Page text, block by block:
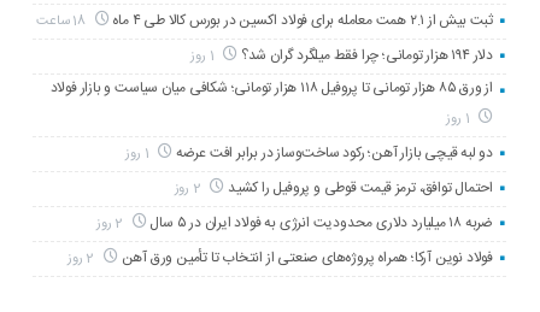
ثبت بیش از ۲.۱ همت معامله برای فولاد اکسین در بورس کالا طی ۴ ماه
دلار ۱۹۴ هزار تومانی؛ چرا فقط میلگرد گران شد؟
از ورق ۸۵ هزار تومانی تا پروفیل ۱۱۸ هزار تومانی؛ شکافی میان سیاست و بازار فولاد
دو لبه قیچی بازار آهن؛ رکود ساخت‌وساز در برابر افت عرضه
احتمال توافق، ترمز قیمت قوطی و پروفیل را کشید
ضربه ۱۸ میلیارد دلاری محدودیت انرژی به فولاد ایران در ۵ سال
فولاد نوین آرکا؛ همراه پروژه‌های صنعتی از انتخاب تا تأمین ورق آهن